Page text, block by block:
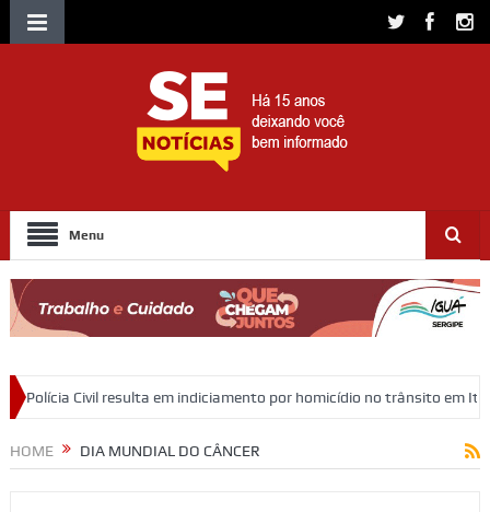
Menu
indiciamento por homicídio no trânsito em Itabaiana Confira as
HOME DIA MUNDIAL DO CÂNCER